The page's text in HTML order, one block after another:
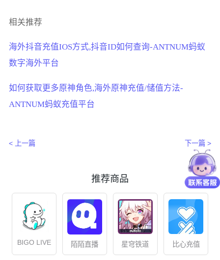
相关推荐
海外抖音充值IOS方式,抖音ID如何查询-ANTNUM蚂蚁
数字海外平台
如何获取更多原神角色,海外原神充值/储值方法-
ANTNUM蚂蚁充值平台
< 上一篇 下一篇 >
推荐商品
BIGO LIVE 陌陌直播 星穹铁道 比心充值